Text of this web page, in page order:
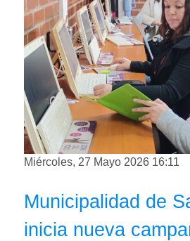
Miércoles, 27 Mayo 2026 16:11
Municipalidad de
inicia nueva